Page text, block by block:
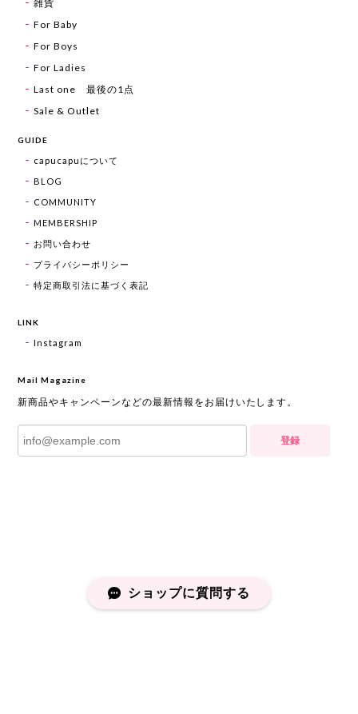
雑貨
For Baby
For Boys
For Ladies
Last one 最後の1点
Sale & Outlet
GUIDE
capucapuについて
BLOG
COMMUNITY
MEMBERSHIP
お問い合わせ
プライバシーポリシー
特定商取引法に基づく表記
LINK
Instagram
Mail Magazine
新商品やキャンペーンなどの最新情報をお届けいたします。
登録
ショップに質問する